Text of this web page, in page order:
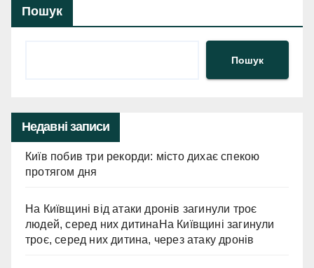
Пошук
Пошук
Недавні записи
Київ побив три рекорди: місто дихає спекою
протягом дня
На Київщині від атаки дронів загинули троє
людей, серед них дитинаНа Київщині загинули
троє, серед них дитина, через атаку дронів